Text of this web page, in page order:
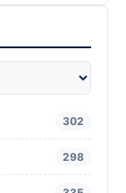
302
298